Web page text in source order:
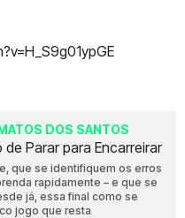
DOS SANTOS
Parar para Encarreirar
que se identifiquem os erros
rapidamente – e que se
já, essa final como se
jogo que resta